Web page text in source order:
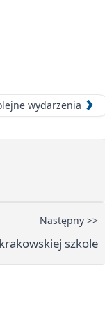
wydarzenia
Następny >>
szkole